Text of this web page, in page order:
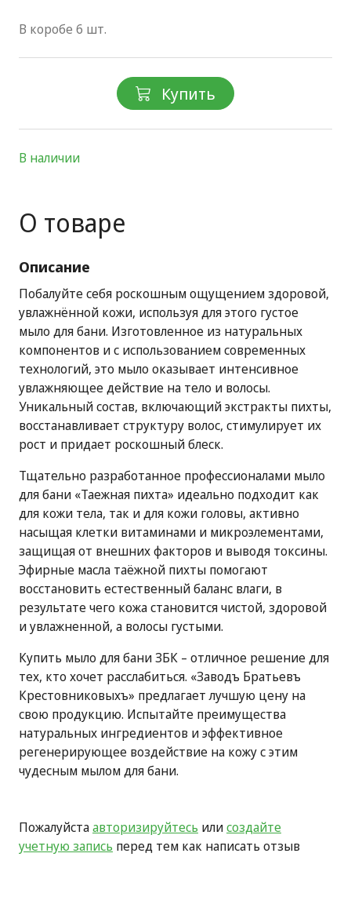
В коробе 6 шт.
Купить
В наличии
О товаре
Описание
Побалуйте себя роскошным ощущением здоровой,
увлажнённой кожи, используя для этого густое
мыло для бани. Изготовленное из натуральных
компонентов и с использованием современных
технологий, это мыло оказывает интенсивное
увлажняющее действие на тело и волосы.
Уникальный состав, включающий экстракты пихты,
восстанавливает структуру волос, стимулирует их
рост и придает роскошный блеск.
Тщательно разработанное профессионалами мыло
для бани «Таежная пихта» идеально подходит как
для кожи тела, так и для кожи головы, активно
насыщая клетки витаминами и микроэлементами,
защищая от внешних факторов и выводя токсины.
Эфирные масла таёжной пихты помогают
восстановить естественный баланс влаги, в
результате чего кожа становится чистой, здоровой
и увлажненной, а волосы густыми.
Купить мыло для бани ЗБК – отличное решение для
тех, кто хочет расслабиться. «Заводъ Братьевъ
Крестовниковыхъ» предлагает лучшую цену на
свою продукцию. Испытайте преимущества
натуральных ингредиентов и эффективное
регенерирующее воздействие на кожу с этим
чудесным мылом для бани.
Пожалуйстаавторизируйтесь илисоздайте
учетную запись перед тем как написать отзыв